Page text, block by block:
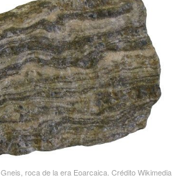
Gneis, roca de la era Eoarcaica. Crédito Wikimedia